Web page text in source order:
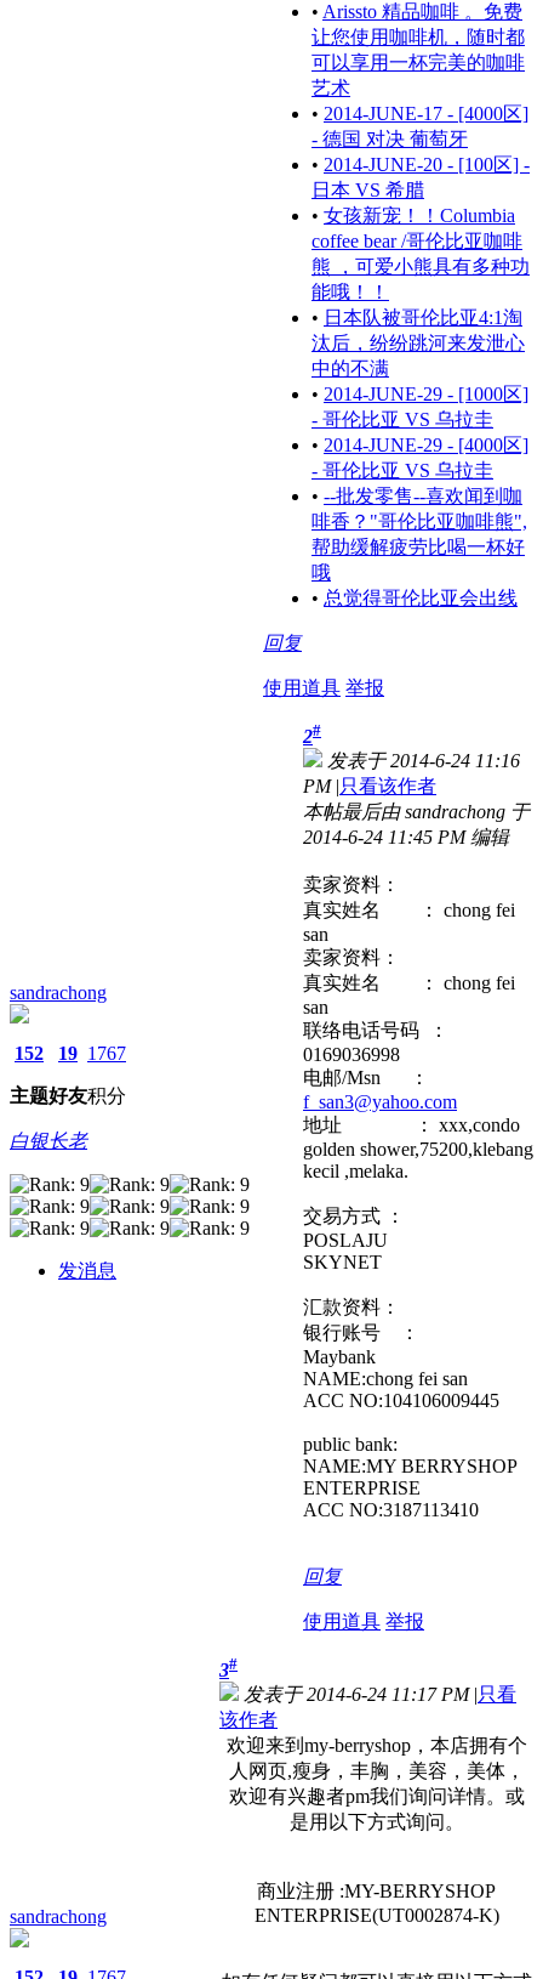
• Arissto 精品咖啡 。免费
让您使用咖啡机，随时都
可以享用一杯完美的咖啡
艺术
• 2014-JUNE-17 - [4000区]
- 德国 对决 葡萄牙
• 2014-JUNE-20 - [100区] -
日本 VS 希腊
• 女孩新宠！！Columbia
coffee bear /哥伦比亚咖啡
熊 ，可爱小熊具有多种功
能哦！！
• 日本队被哥伦比亚4:1淘
汰后，纷纷跳河来发泄心
中的不满
• 2014-JUNE-29 - [1000区]
- 哥伦比亚 VS 乌拉圭
• 2014-JUNE-29 - [4000区]
- 哥伦比亚 VS 乌拉圭
• --批发零售--喜欢闻到咖
啡香？"哥伦比亚咖啡熊",
帮助缓解疲劳比喝一杯好
哦
• 总觉得哥伦比亚会出线
回复
使用道具 举报
sandrachong
152
主题
19
好友
1767
积分
白银长老
发消息
2#
发表于 2014-6-24 11:16
PM |只看该作者
本帖最后由 sandrachong 于
2014-6-24 11:45 PM 编辑
卖家资料：
真实姓名 ： chong fei
san
卖家资料：
真实姓名 ： chong fei
san
联络电话号码 ：
0169036998
电邮/Msn ：
f_san3@yahoo.com
地址 ： xxx,condo
golden shower,75200,klebang
kecil ,melaka.
交易方式 ：
POSLAJU
SKYNET
汇款资料：
银行账号 ：
Maybank
NAME:chong fei san
ACC NO:104106009445
public bank:
NAME:MY BERRYSHOP
ENTERPRISE
ACC NO:3187113410
回复
使用道具 举报
sandrachong
3#
发表于 2014-6-24 11:17 PM |只看
该作者
欢迎来到my-berryshop，本店拥有个
人网页,瘦身，丰胸，美容，美体，
欢迎有兴趣者pm我们询问详情。或
是用以下方式询问。
商业注册 :MY-BERRYSHOP
ENTERPRISE(UT0002874-K)